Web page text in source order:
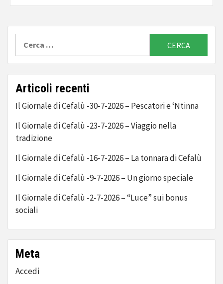
Articoli recenti
Il Giornale di Cefalù -30-7-2026 – Pescatori e ‘Ntinna
Il Giornale di Cefalù -23-7-2026 – Viaggio nella
tradizione
Il Giornale di Cefalù -16-7-2026 – La tonnara di Cefalù
Il Giornale di Cefalù -9-7-2026 – Un giorno speciale
Il Giornale di Cefalù -2-7-2026 – “Luce” sui bonus
sociali
Meta
Accedi